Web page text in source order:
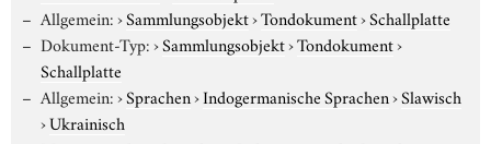
Allgemein:›Sammlungsobjekt›Tondokument›Schallplatte
Dokument-Typ:›Sammlungsobjekt›Tondokument›
Schallplatte
Allgemein:›Sprachen›Indogermanische Sprachen›Slawisch
›Ukrainisch